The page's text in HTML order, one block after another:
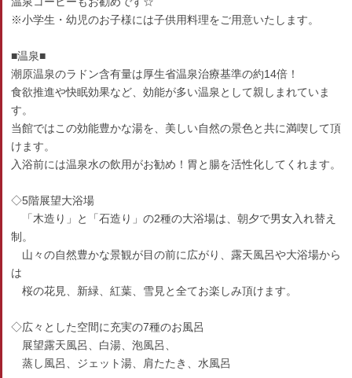
※小学生・幼児のお子様には子供用料理をご用意いたします。
■温泉■
潮原温泉のラドン含有量は厚生省温泉治療基準の約14倍！
食欲推進や快眠効果など、効能が多い温泉として親しまれていま
す。
当館ではこの効能豊かな湯を、美しい自然の景色と共に満喫して頂
けます。
入浴前には温泉水の飲用がお勧め！胃と腸を活性化してくれます。
◇5階展望大浴場
「木造り」と「石造り」の2種の大浴場は、朝夕で男女入れ替え
制。
山々の自然豊かな景観が目の前に広がり、露天風呂や大浴場から
は
桜の花見、新緑、紅葉、雪見と全てお楽しみ頂けます。
◇広々とした空間に充実の7種のお風呂
展望露天風呂、白湯、泡風呂、
蒸し風呂、ジェット湯、肩たたき、水風呂